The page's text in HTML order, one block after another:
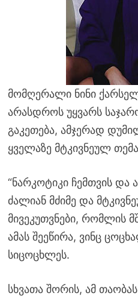
მომღერალი ნინი
არასდროს უყვარს
გაკეთება, ამჯერად
ყველაზე მტკივნეულ
“ნარკოტიკი ჩემთვის
ძალიან მძიმე და
მივეკუთვნები, რომლის
ამას შეეწირა, ვინც
სიცოცხლეს.
სხვათა შორის, ამ